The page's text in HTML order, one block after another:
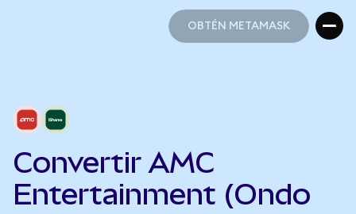
OBTÉN METAMASK
Convertir AMC
Entertainment (Ondo